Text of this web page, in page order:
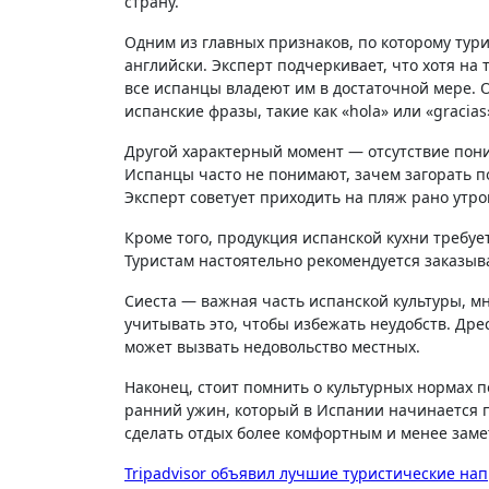
Одним из главных признаков, по которому
английски. Эксперт подчеркивает, что хотя
все испанцы владеют им в достаточной мере.
испанские фразы, такие как «hola» или
Другой характерный момент — отсутствие
Испанцы часто не понимают, зачем загорать
Эксперт советует приходить на пляж рано
Кроме того, продукция испанской кухни
Туристам настоятельно рекомендуется
Сиеста — важная часть испанской культуры,
учитывать это, чтобы избежать неудобств.
может вызвать недовольство местных.
Наконец, стоит помнить о культурных нормах
ранний ужин, который в Испании начинается
сделать отдых более комфортным и менее
Tripadvisor объявил лучшие туристические